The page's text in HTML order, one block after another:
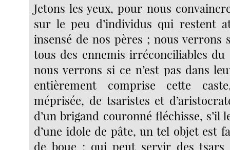
Jetons les yeux, pour nous
sur le peu d’individus qui restent
insensé de nos pères ; nous verrons
tous des ennemis irréconciliables du
nous verrons si ce n’est pas dans
entièrement comprise cette
méprisée, de tsaristes et
d’un brigand couronné fléchisse, s’il
d’une idole de pâte, un tel objet est
de boue ; qui peut servir des tsars